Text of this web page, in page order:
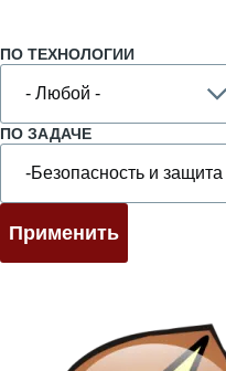
ПО ТЕХНОЛОГИИ
ПО ЗАДАЧЕ